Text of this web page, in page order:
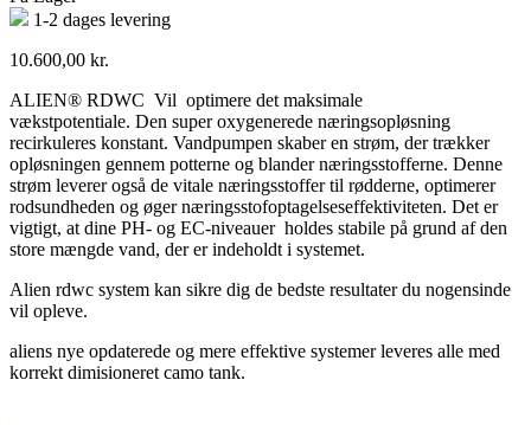
1-2 dages levering
10.600,00 kr.
ALIEN® RDWC Vil optimere det maksimale
vækstpotentiale. Den super oxygenerede næringsopløsning
recirkuleres konstant. Vandpumpen skaber en strøm, der trækker
opløsningen gennem potterne og blander næringsstofferne. Denne
strøm leverer også de vitale næringsstoffer til rødderne, optimerer
rodsundheden og øger næringsstofoptagelseseffektiviteten. Det er
vigtigt, at dine PH- og EC-niveauer holdes stabile på grund af den
store mængde vand, der er indeholdt i systemet.
Alien rdwc system kan sikre dig de bedste resultater du nogensinde
vil opleve.
aliens nye opdaterede og mere effektive systemer leveres alle med
korrekt dimisioneret camo tank.